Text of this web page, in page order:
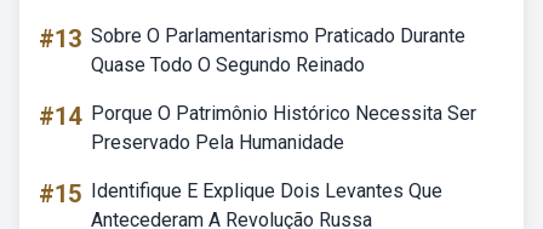
#13 Sobre O Parlamentarismo Praticado Durante
Quase Todo O Segundo Reinado
#14 Porque O Patrimônio Histórico Necessita Ser
Preservado Pela Humanidade
#15 Identifique E Explique Dois Levantes Que
Antecederam A Revolução Russa